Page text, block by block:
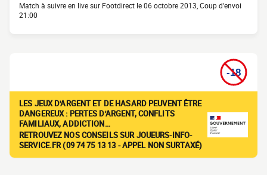
Match à suivre en live sur Footdirect le 06 octobre 2013, Coup d'envoi
21:00
LES JEUX D'ARGENT ET DE HASARD PEUVENT ÊTRE
DANGEREUX : PERTES D'ARGENT, CONFLITS
FAMILIAUX, ADDICTION…
RETROUVEZ NOS CONSEILS SUR JOUEURS-INFO-
SERVICE.FR (09 74 75 13 13 - APPEL NON SURTAXÉ)